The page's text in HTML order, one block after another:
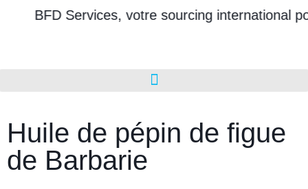
BFD Services, votre sourcing international
Huile de pépin de figue
de Barbarie